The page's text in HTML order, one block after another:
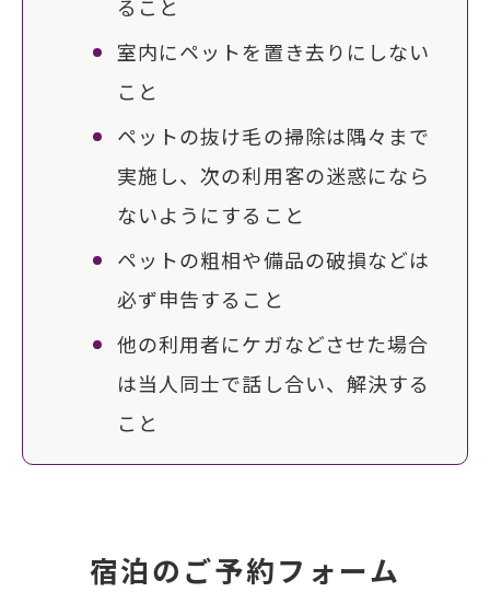
ること
室内にペットを置き去りにしない
こと
ペットの抜け毛の掃除は隅々まで
実施し、次の利用客の迷惑になら
ないようにすること
ペットの粗相や備品の破損などは
必ず申告すること
他の利用者にケガなどさせた場合
は当人同士で話し合い、解決する
こと
宿泊のご予約フォーム